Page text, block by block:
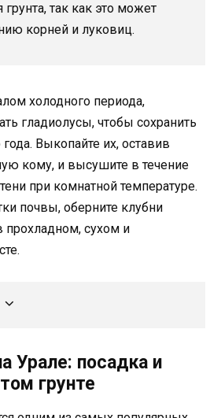
так как это может
корней и луковиц.
холодного периода,
гладиолусы, чтобы сохранить
Выкопайте их, оставив
кому, и высушите в течение
при комнатной температуре.
почвы, оберните клубни
прохладном, сухом и
Урале: посадка и
грунте